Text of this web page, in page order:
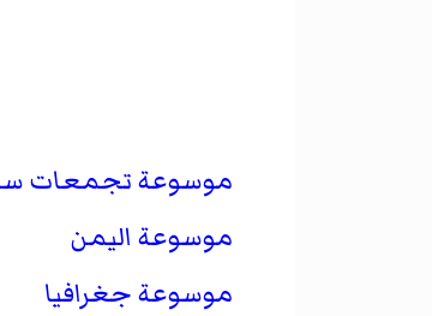
موسوعة تجمعات
موسوعة اليمن
موسوعة جغرافيا